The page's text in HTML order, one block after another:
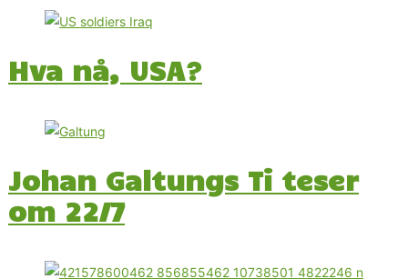
Hva nå, USA?
Johan Galtungs Ti teser
om 22/7